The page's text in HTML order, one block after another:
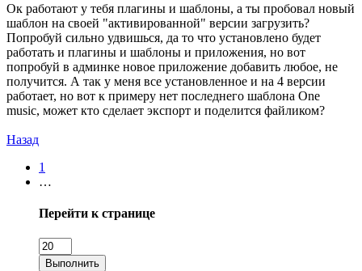
Ок работают у тебя плагины и шаблоны, а ты пробовал новый
шаблон на своей "активированной" версии загрузить?
Попробуй сильно удвишься, да то что установлено будет
работать и плагины и шаблоны и приложения, но вот
попробуй в админке новое приложение добавить любое, не
получится. А так у меня все установленное и на 4 версии
работает, но вот к примеру нет последнего шаблона One
music, может кто сделает экспорт и поделится файликом?
Назад
1
…
Перейти к странице
Выполнить